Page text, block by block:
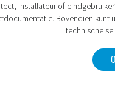
installateur of
Bovendien kunt
technische